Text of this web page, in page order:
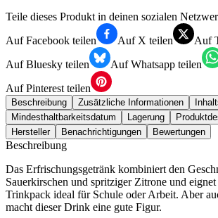
Teile dieses Produkt in deinen sozialen
Auf Facebook teilen
Auf X teilen
Auf
Auf Bluesky teilen
Auf Whatsapp teilen
Auf Pinterest teilen
Beschreibung Zusätzliche Informationen
Mindesthaltbarkeitsdatum
Lagerung
Hersteller
Benachrichtigungen Bewertungen
Beschreibung
Das Erfrischungsgetränk kombiniert den
Sauerkirschen und spritziger Zitrone und
Trinkpack ideal für Schule oder Arbeit. Aber
macht dieser Drink eine gute Figur.